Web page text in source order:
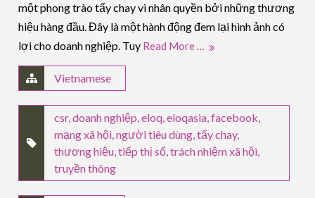
một phong trào tẩy chay vì nhân quyền bởi những thương
hiệu hàng đầu. Đây là một hành động đem lại hình ảnh có
lợi cho doanh nghiệp. Tuy Read More …
Vietnamese
csr,doanh nghiệp,eloq,eloqasia,facebook,
mạng xã hội,người tiêu dùng,tẩy chay,
thương hiệu,tiếp thị số,trách nhiệm xã hội,
truyền thông